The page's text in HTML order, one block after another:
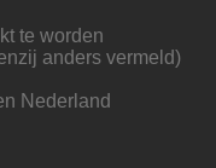
te worden
anders vermeld)
Nederland